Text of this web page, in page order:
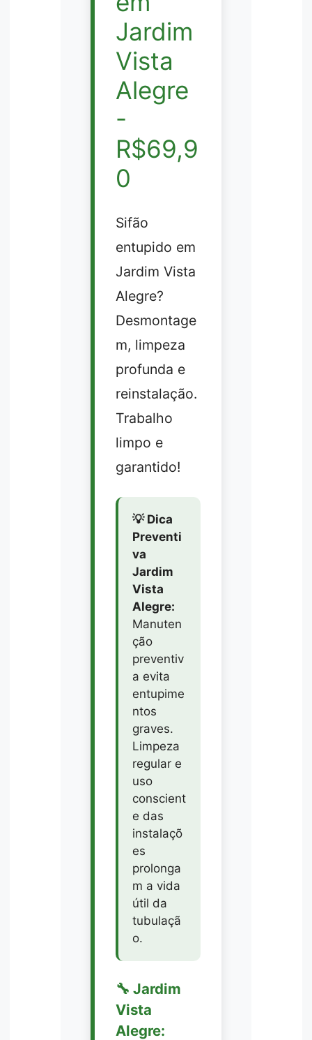
Jardim
Vista
Alegre
-
R$69,9
0
Sifão
entupido em
Jardim Vista
Alegre?
Desmontage
m, limpeza
profunda e
reinstalação.
Trabalho
limpo e
garantido!
💡 Dica
Preventi
va
Jardim
Vista
Alegre:
Manuten
ção
preventiv
a evita
entupime
ntos
graves.
Limpeza
regular e
uso
conscient
e das
instalaçõ
es
prolonga
m a vida
útil da
tubulaçã
o.
🔧 Jardim
Vista
Alegre: